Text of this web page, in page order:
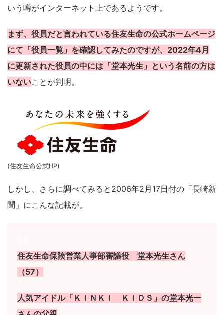
いう噂がインターネット上であるようです。
まず、役員だと言われている住友生命の公式ホームページ
にて「役員一覧」を確認してみたのですが、2022年4月
に更新された役員の中には「堂本光生」という名前の方は
いないことが判明。
(住友生命公式HP)
しかし、さらに調べてみると2006年2月17日付の「長崎新
聞」にこんな記載が。
住友生命保険営業人事部審議役 堂本光生さん
（57）
人気アイドル「ＫＩＮＫＩ ＫＩＤＳ」の堂本光一